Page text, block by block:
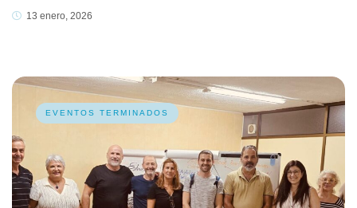
13 enero, 2026
EVENTOS TERMINADOS